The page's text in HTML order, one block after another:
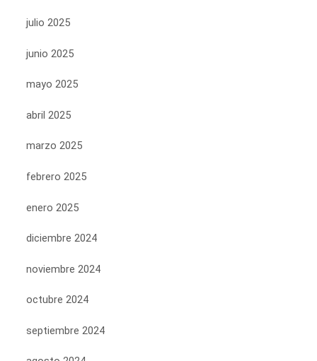
julio 2025
junio 2025
mayo 2025
abril 2025
marzo 2025
febrero 2025
enero 2025
diciembre 2024
noviembre 2024
octubre 2024
septiembre 2024